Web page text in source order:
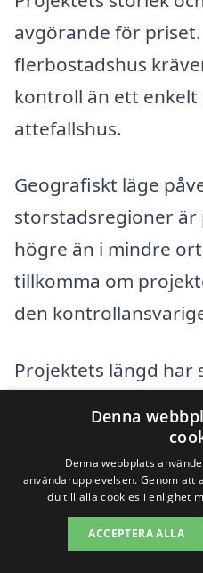
avgörande för
flerbostadshus
kontroll än ett enkelt
attefallshus.
Geografiskt läge
storstadsregioner
högre än i mindre
tillkomma om
den
Projektets längd har
totalkostnaden,
En förlängd
platsbesök och mer
Kvalifikationsnivå
Kontrollansvariga
Denna
Denna webbplats
användarupplevelsen. Genom att
du till alla cookies i enlighet
ACCEPTERA ALLA